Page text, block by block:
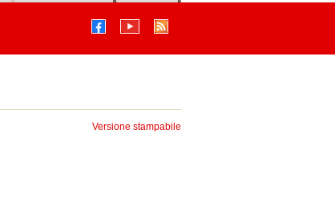
Versione stampabile